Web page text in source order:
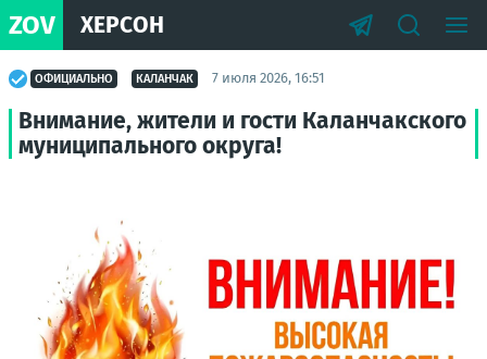
ZOV ХЕРСОН
ОФИЦИАЛЬНО КАЛАНЧАК 7 июля 2026, 16:51
Внимание, жители и гости Каланчакского
муниципального округа!